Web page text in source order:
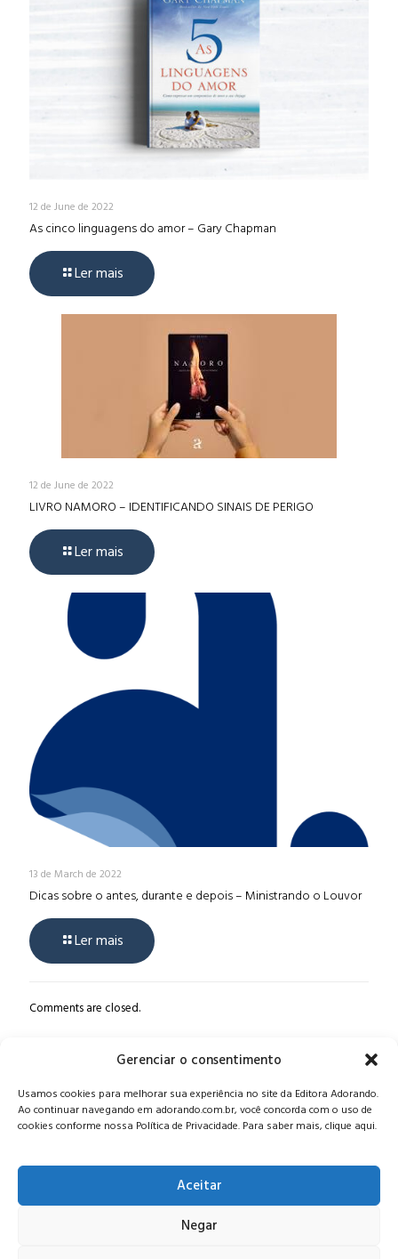
Gerenciar o consentimento
Usamos cookies para melhorar sua experiência no site da Editora Adorando.
Ao continuar navegando em adorando.com.br, você concorda com o uso de
cookies conforme nossa Política de Privacidade. Para saber mais, clique aqui.
Aceitar
Negar
12 de June de 2022
As cinco linguagens do amor – Gary Chapman
Ler mais
12 de June de 2022
LIVRO NAMORO – IDENTIFICANDO SINAIS DE PERIGO
Ler mais
13 de March de 2022
Dicas sobre o antes, durante e depois – Ministrando o Louvor
Ler mais
Comments are closed.
Alameda Oscar Niemeyer, 1033 – 7º Andar - Portaria 04, Vila da
Serra - Nova Lima/MG, CEP: 34006-065 - MG
CONTATO:editora@adorando.com.br